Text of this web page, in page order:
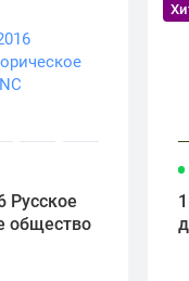
Русское
общество